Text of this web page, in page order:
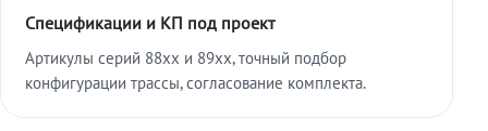
Спецификации и КП под проект
Артикулы серий 88xx и 89xx, точный подбор
конфигурации трассы, согласование комплекта.